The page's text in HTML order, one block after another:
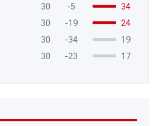
30 -5
34
30 -19
24
30 -34
19
30 -23 17